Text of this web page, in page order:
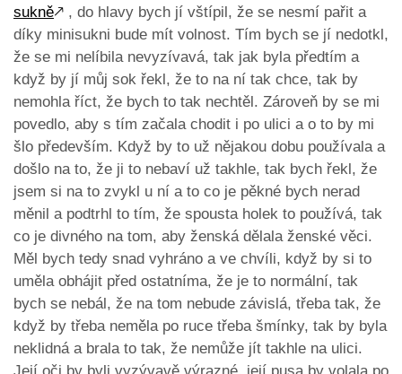
sukně🡕 , do hlavy bych jí vštípil, že se nesmí pařit a
díky minisukni bude mít volnost. Tím bych se jí nedotkl,
že se mi nelíbila nevyzívavá, tak jak byla předtím a
když by jí můj sok řekl, že to na ní tak chce, tak by
nemohla říct, že bych to tak nechtěl. Zároveň by se mi
povedlo, aby s tím začala chodit i po ulici a o to by mi
šlo především. Když by to už nějakou dobu používala a
došlo na to, že ji to nebaví už takhle, tak bych řekl, že
jsem si na to zvykl u ní a to co je pěkné bych nerad
měnil a podtrhl to tím, že spousta holek to používá, tak
co je divného na tom, aby ženská dělala ženské věci.
Měl bych tedy snad vyhráno a ve chvíli, když by si to
uměla obhájit před ostatníma, že je to normální, tak
bych se nebál, že na tom nebude závislá, třeba tak, že
když by třeba neměla po ruce třeba šmínky, tak by byla
neklidná a brala to tak, že nemůže jít takhle na ulici.